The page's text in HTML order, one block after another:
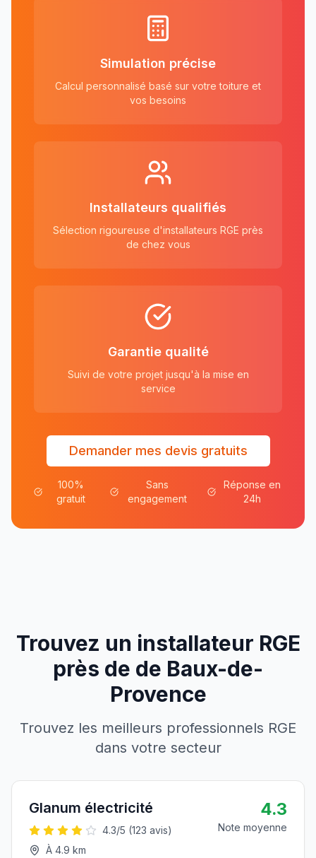
Simulation précise
Calcul personnalisé basé sur votre toiture et
vos besoins
Installateurs qualifiés
Sélection rigoureuse d'installateurs RGE près
de chez vous
Garantie qualité
Suivi de votre projet jusqu'à la mise en
service
Demander mes devis gratuits
100%
gratuit
Sans
engagement
Réponse en
24h
Trouvez un installateur RGE
près de de Baux-de-
Provence
Trouvez les meilleurs professionnels RGE
dans votre secteur
Glanum électricité
4.3/5 (123 avis)
À 4.9 km
4.3
Note moyenne